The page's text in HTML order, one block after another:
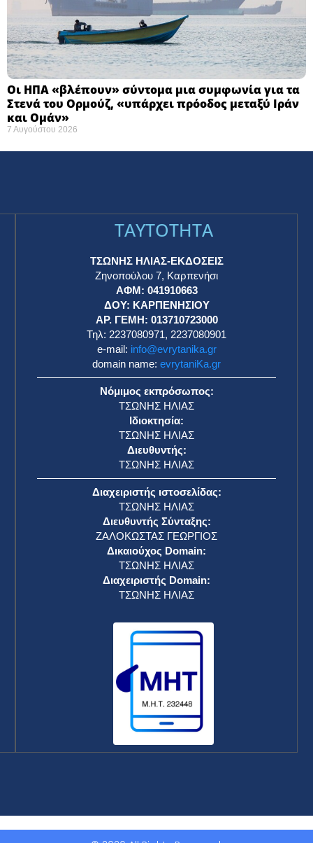
Οι ΗΠΑ «βλέπουν» σύντομα μια συμφωνία για τα
Στενά του Ορμούζ, «υπάρχει πρόοδος μεταξύ Ιράν
και Ομάν»
7 Αυγούστου 2026
TAYTOTHTA
ΤΣΩΝΗΣ ΗΛΙΑΣ-ΕΚΔΟΣΕΙΣ
Ζηνοπούλου 7, Καρπενήσι
ΑΦΜ: 041910663
ΔΟΥ: ΚΑΡΠΕΝΗΣΙΟΥ
ΑΡ. ΓΕΜΗ: 013710723000
Τηλ: 2237080971, 2237080901
e-mail: info@evrytanika.gr
domain name: evrytaniKa.gr
Νόμιμος εκπρόσωπος:
ΤΣΩΝΗΣ ΗΛΙΑΣ
Ιδιοκτησία:
ΤΣΩΝΗΣ ΗΛΙΑΣ
Διευθυντής:
ΤΣΩΝΗΣ ΗΛΙΑΣ
Διαχειριστής ιστοσελίδας:
ΤΣΩΝΗΣ ΗΛΙΑΣ
Διευθυντής Σύνταξης:
ΖΑΛΟΚΩΣΤΑΣ ΓΕΩΡΓΙΟΣ
Δικαιούχος Domain:
ΤΣΩΝΗΣ ΗΛΙΑΣ
Διαχειριστής Domain:
ΤΣΩΝΗΣ ΗΛΙΑΣ